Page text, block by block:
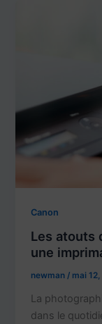
Canon
Les atouts
une
newman/ mai
La
dans le